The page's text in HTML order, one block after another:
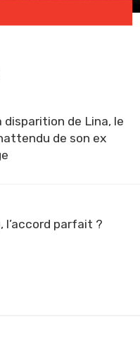
disparition de Lina, le
de son ex
l’accord parfait ?